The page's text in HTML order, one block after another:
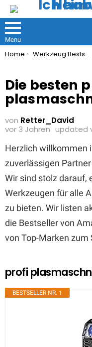
Menu
You are here:
Home Werkzeug Bestseller
Die besten
von Retter_David
vor 3 Jahren updated
Herzlich willkommen
zuverlässigen
Wir sind stolz darauf,
Werkzeugen für alle
zu bieten. Wir listen
die Bestseller von
von Top-Marken
profi
BESTSELLER NR. 1